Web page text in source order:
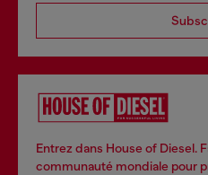
Entrez dans House of Diesel.
communauté mondiale pour